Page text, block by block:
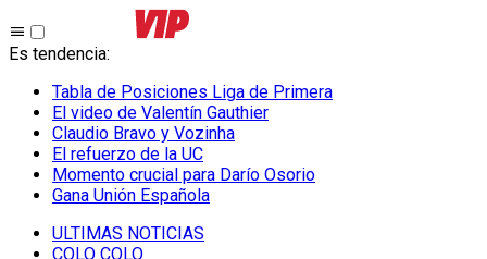
Es tendencia:
Tabla de Posiciones Liga de Primera
El video de Valentín Gauthier
Claudio Bravo y Vozinha
El refuerzo de la UC
Momento crucial para Darío Osorio
Gana Unión Española
ULTIMAS NOTICIAS
COLO COLO